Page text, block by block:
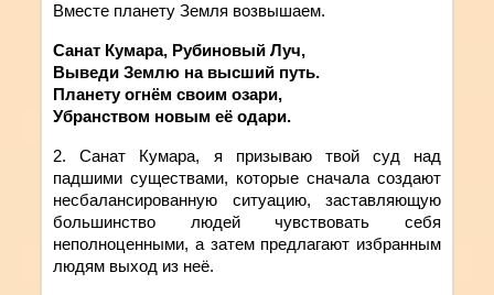
Вместе планету Земля возвышаем.
Санат Кумара, Рубиновый Луч,
Выведи Землю на высший путь.
Планету огнём своим озари,
Убранством новым её одари.
2. Санат Кумара, я призываю твой
суд над
падшими существами, которые сначала создают
несбалансированную ситуацию, заставляющую
большинство людей чувствовать себя
неполноценными, а затем предлагают избранным
людям выход из неё.